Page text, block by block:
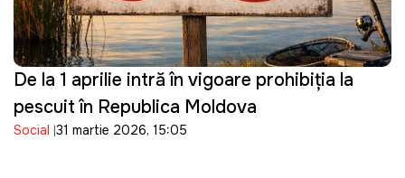
De la 1 aprilie intră în vigoare prohibiția la
pescuit în Republica Moldova
Social 31 martie 2026, 15:05